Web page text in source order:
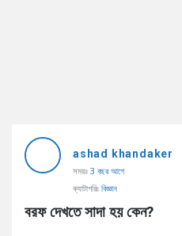
AddaBuzz.net
Latest
ashad khandaker
সময়ঃ 3 বছর আগে
ক্যাটাগরিঃ বিজ্ঞান
বরফ দেখতে সাদা হয় কেন?